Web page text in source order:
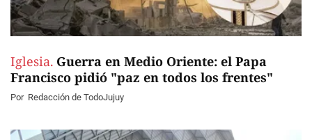
Iglesia. Guerra en Medio Oriente: el Papa
Francisco pidió "paz en todos los frentes"
Por Redacción de TodoJujuy